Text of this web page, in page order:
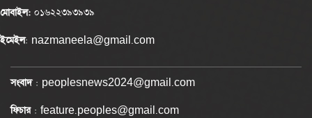
মোবাইল: ০১৬২২৩৯৩৯৩৯
ইমেইল: nazmaneela@gmail.com
সংবাদ: peoplesnews2024@gmail.com
ফিচার: feature.peoples@gmail.com